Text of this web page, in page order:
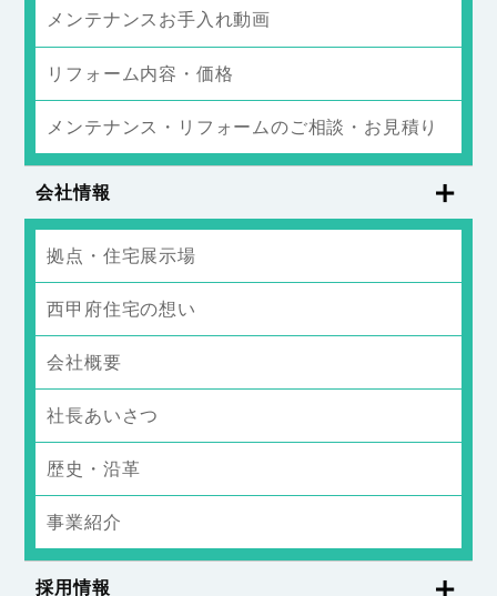
メンテナンスお手入れ動画
リフォーム内容・価格
メンテナンス・リフォームのご相談・お見積り
会社情報
拠点・住宅展示場
西甲府住宅の想い
会社概要
社長あいさつ
歴史・沿革
事業紹介
採用情報